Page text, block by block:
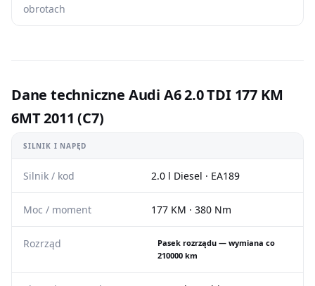
obrotach
Dane techniczne Audi A6 2.0 TDI 177 KM
6MT 2011 (C7)
SILNIK I NAPĘD
Silnik / kod 2.0 l Diesel · EA189
Moc / moment 177 KM · 380 Nm
Rozrząd
Pasek rozrządu — wymiana co
210000 km